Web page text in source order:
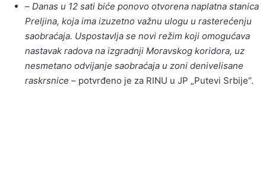
– Danas u 12 sati biće ponovo otvorena naplatna stanica
Preljina, koja ima izuzetno važnu ulogu u rasterećenju
saobraćaja. Uspostavlja se novi režim koji omogućava
nastavak radova na izgradnji Moravskog koridora, uz
nesmetano odvijanje saobraćaja u zoni denivelisane
raskrsnice – potvrđeno je za RINU u JP „Putevi Srbije“.